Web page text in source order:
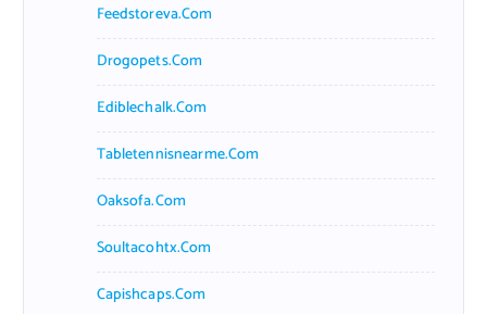
Feedstoreva.com
Drogopets.com
Ediblechalk.com
Tabletennisnearme.com
Oaksofa.com
Soultacohtx.com
Capishcaps.com